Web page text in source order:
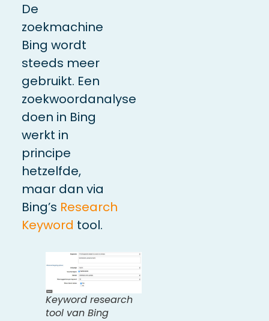
De
zoekmachine
Bing wordt
steeds meer
gebruikt. Een
zoekwoordanalyse
doen in Bing
werkt in
principe
hetzelfde,
maar dan via
Bing’s Research
Keyword tool.
Keyword research
tool van Bing